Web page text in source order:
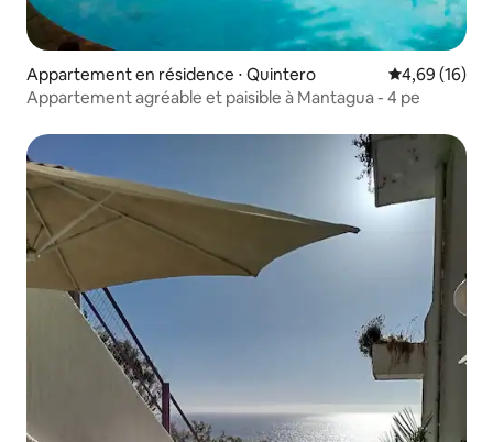
Appartement en résidence ⋅ Quintero Évaluation
4,69 (16)
Appartement agréable et paisible à Mantagua - 4 pe